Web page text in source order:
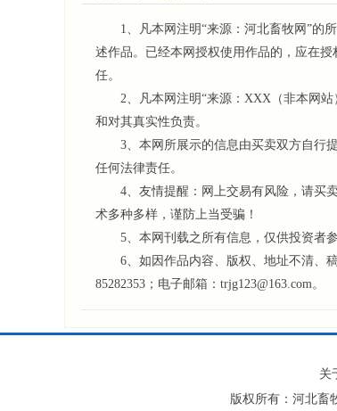
1、凡本网注明“来源：河北畜牧网”的所
述作品。已经本网授权使用作品的，应在
任。
2、凡本网注明“来源：XXX（非本网站
和对其真实性负责。
3、本网所展示的信息由买卖双方自行提
任何法律责任。
4、友情提醒：网上交易有风险，请买卖
术多种多样，谨防上当受骗！
5、本网刊载之所有信息，仅供投资者
6、如因作品内容、版权、地址不清、稿
85282353；电子邮箱：trjg123@163.com。
关
版权所有：河北畜